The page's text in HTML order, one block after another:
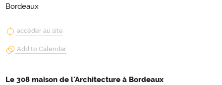
Bordeaux
accéder au site
Add to Calendar
Le 308 maison de l'Architecture à Bordeaux